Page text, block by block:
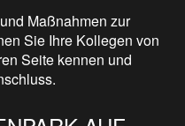
Maßnahmen zur
Sie Ihre Kollegen von
Seite kennen und